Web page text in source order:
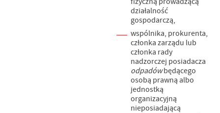
działalność
gospodarczą,
wspólnika, prokurenta,
członka zarządu lub
członka rady
nadzorczej posiadacza
odpadówbędącego
osobą prawną albo
jednostką
organizacyjną
nieposiadającą